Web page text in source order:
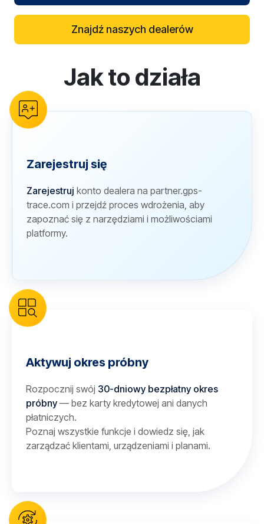
Znajdź naszych dealerów
reCAPTCHA verificationJak to działa
Zarejestruj się
Zarejestruj konto dealera na partner.gps-
trace.com i przejdź proces wdrożenia, aby
zapoznać się z narzędziami i możliwościami
platformy.
Aktywuj okres próbny
Rozpocznij swój 30-dniowy bezpłatny okres
próbny— bez karty kredytowej ani danych
płatniczych.
Poznaj wszystkie funkcje i dowiedz się, jak
zarządzać klientami, urządzeniami i planami.